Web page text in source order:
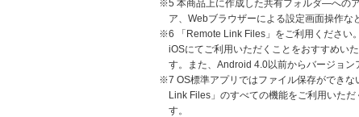
※5 本商品上に作成した共有フォルダ―への
ア、Webブラウザーによる設定画面操作な
※6 「Remote Link Files」をご利用ください
iOSにてご利用いただくことをおすすめい
す。また、Android 4.0以前からバージョン
※7 OS標準アプリではファイル保存ができな
Link Files」のすべての機能をご利用いた
す。